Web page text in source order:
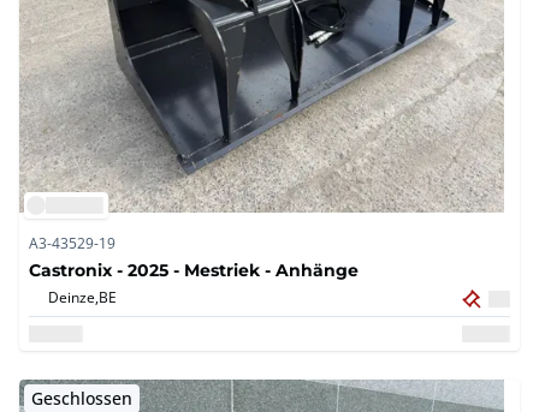
A3-43529-19
Castronix - 2025 - Mestriek - Anhänge
Deinze,BE
Geschlossen